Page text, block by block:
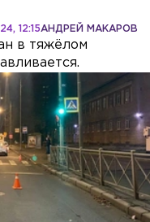
АНДРЕЙ МАКАРОВ
12:15
в тяжёлом